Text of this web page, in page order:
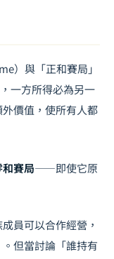
）與「正和賽局」
一方所得必為另一
價值，使所有人都
賽局——即使它原
員可以合作經營，
但當討論「誰持有